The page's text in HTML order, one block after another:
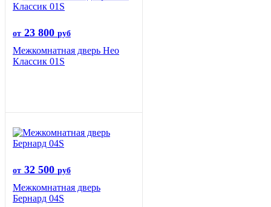
от 23 800 руб
Межкомнатная дверь Нео
Классик 01S
от 32 500 руб
Межкомнатная дверь
Бернард 04S